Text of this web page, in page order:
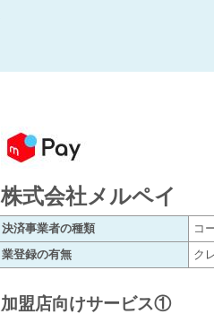
株式会社メルペイ
決済事業者の種類
コ
業登録の有無
ク
加盟店向けサービス①